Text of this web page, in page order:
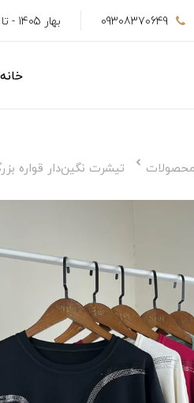
09308370649 بهار 1405 - تا 50٪ تخفیف
خانه
تیشرت نگین‌دار قواره